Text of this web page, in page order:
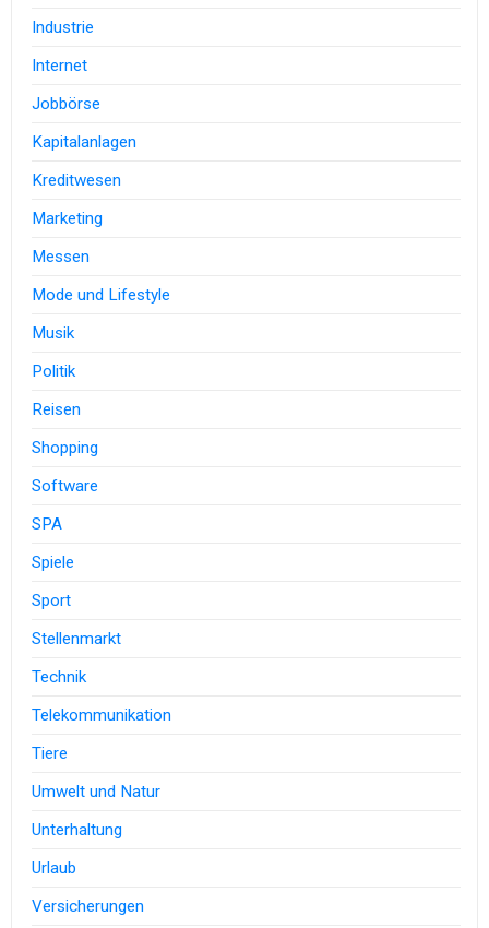
Industrie
Internet
Jobbörse
Kapitalanlagen
Kreditwesen
Marketing
Messen
Mode und Lifestyle
Musik
Politik
Reisen
Shopping
Software
SPA
Spiele
Sport
Stellenmarkt
Technik
Telekommunikation
Tiere
Umwelt und Natur
Unterhaltung
Urlaub
Versicherungen